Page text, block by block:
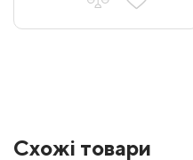
Схожі товари